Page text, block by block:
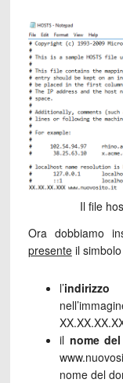
Il file
Ora dobbiamo
presenteil simbolo
l’indirizzo
il nome
nome del